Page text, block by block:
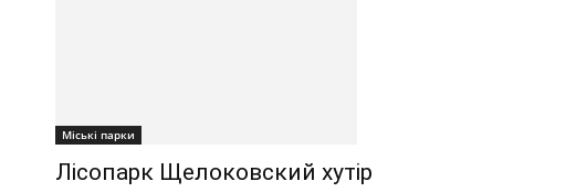
Міські парки
Лісопарк Щелоковский хутір